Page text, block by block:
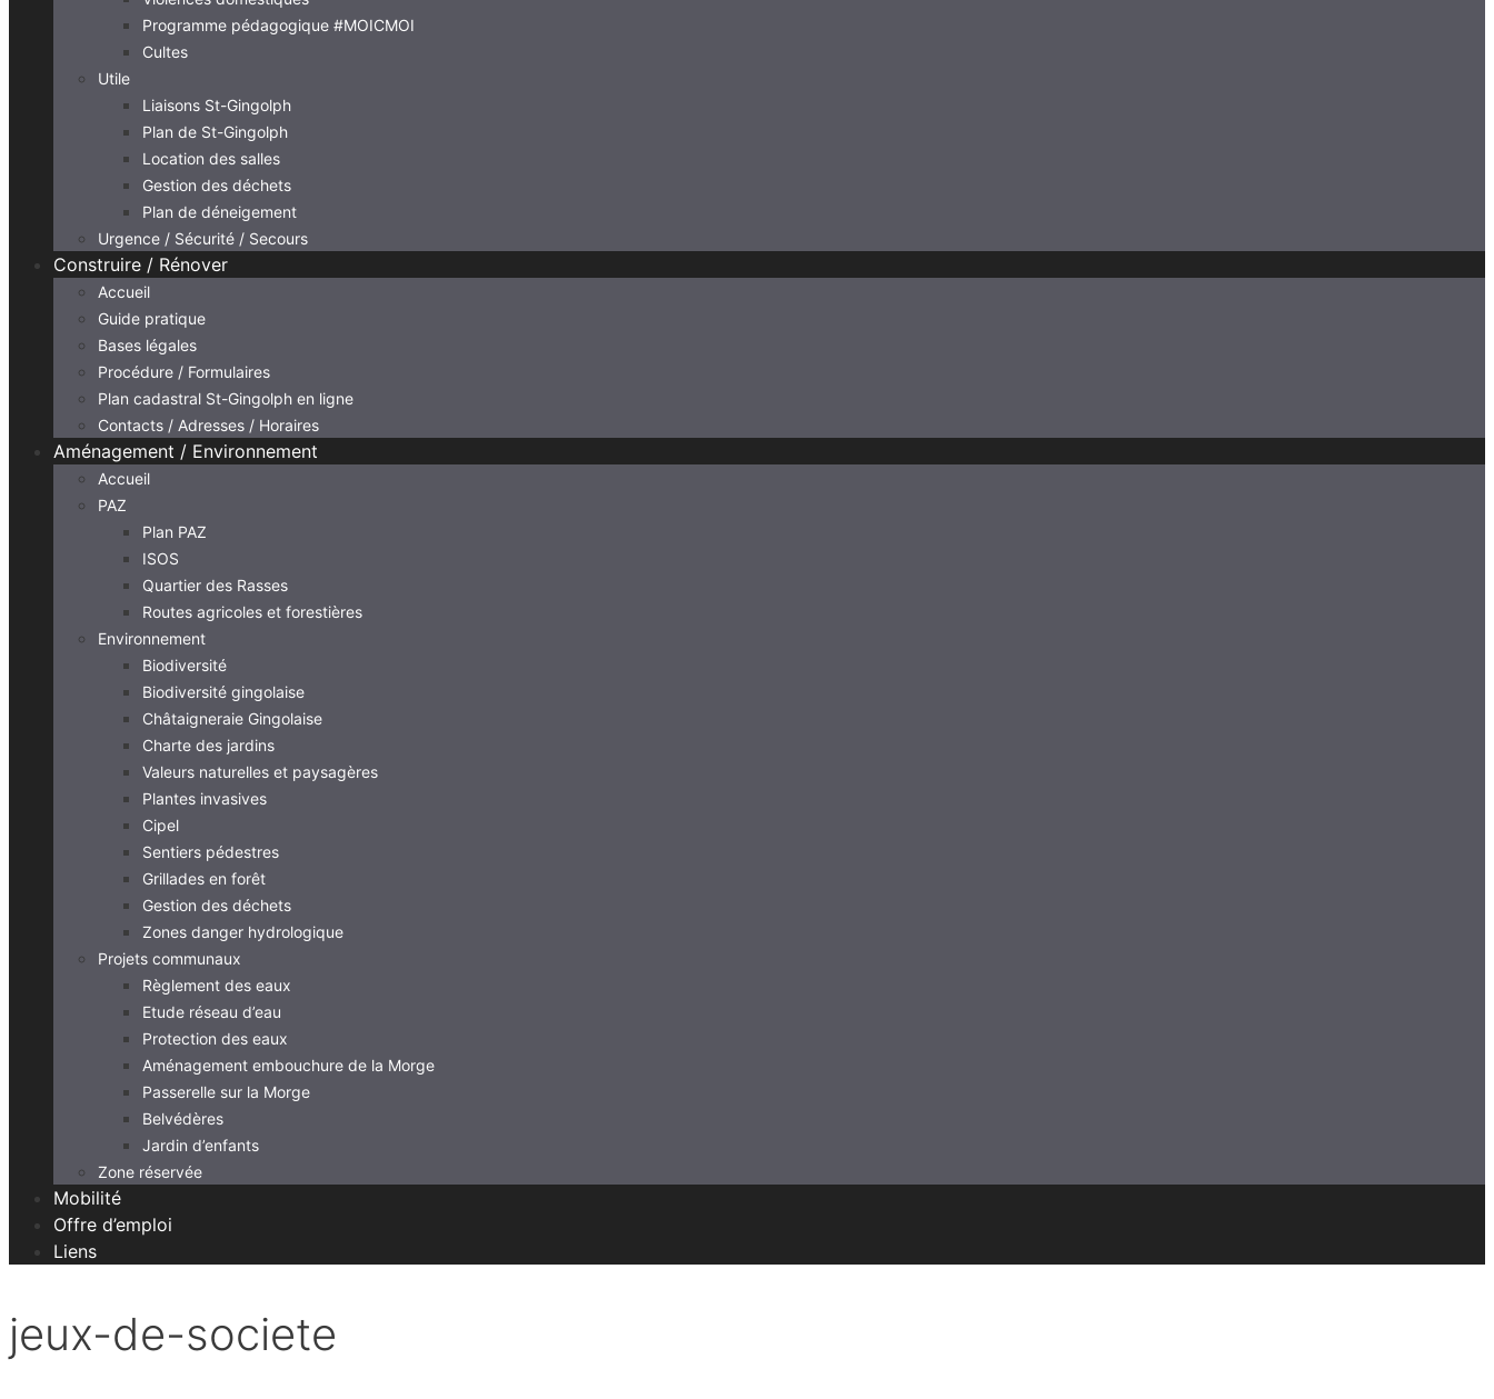
Programme pédagogique #MOICMOI
Cultes
Utile
Liaisons St-Gingolph
Plan de St-Gingolph
Location des salles
Gestion des déchets
Plan de déneigement
Urgence / Sécurité / Secours
Construire / Rénover
Accueil
Guide pratique
Bases légales
Procédure / Formulaires
Plan cadastral St-Gingolph en ligne
Contacts / Adresses / Horaires
Aménagement / Environnement
Accueil
PAZ
Plan PAZ
ISOS
Quartier des Rasses
Routes agricoles et forestières
Environnement
Biodiversité
Biodiversité gingolaise
Châtaigneraie Gingolaise
Charte des jardins
Valeurs naturelles et paysagères
Plantes invasives
Cipel
Sentiers pédestres
Grillades en forêt
Gestion des déchets
Zones danger hydrologique
Projets communaux
Règlement des eaux
Etude réseau d’eau
Protection des eaux
Aménagement embouchure de la Morge
Passerelle sur la Morge
Belvédères
Jardin d’enfants
Zone réservée
Mobilité
Offre d’emploi
Liens
jeux-de-societe